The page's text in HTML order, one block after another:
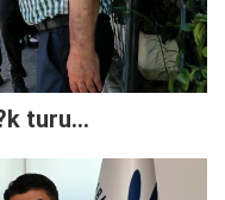
turu...